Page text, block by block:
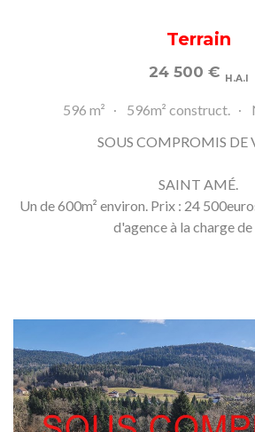
Terrain
24 500 € H.A.I
596 m² 596m² construct.
SOUS COMPROMIS DE
SAINT AMÉ.
Un de 600m² environ. Prix : 24
d'agence à la charge de